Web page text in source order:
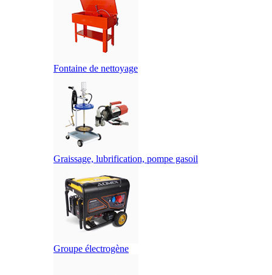
Fontaine de nettoyage
Graissage, lubrification, pompe gasoil
Groupe électrogène